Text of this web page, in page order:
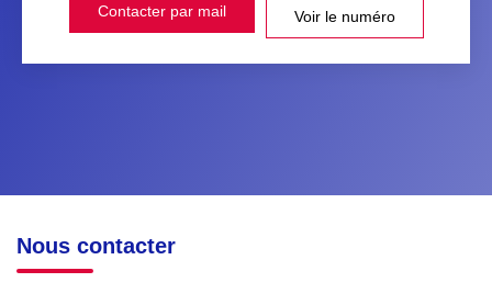
Contacter par mail Voir le numéro
Nous contacter